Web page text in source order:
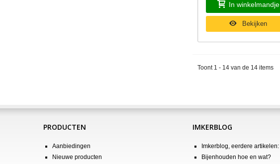
In winkelmandje
Bekijken
Toont 1 - 14 van de 14 items
PRODUCTEN
Aanbiedingen
Nieuwe producten
IMKERBLOG
Imkerblog, eerdere artikelen:
Bijenhouden hoe en wat?